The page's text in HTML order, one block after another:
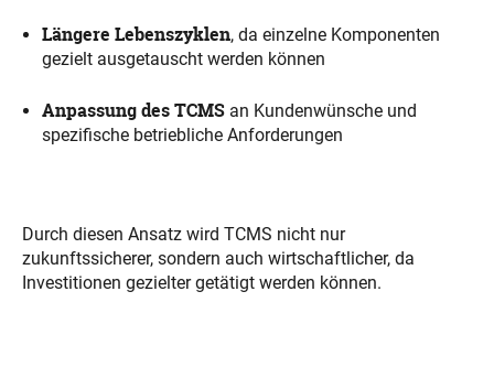
Längere Lebenszyklen, da einzelne Komponenten
gezielt ausgetauscht werden können
Anpassung des TCMSan Kundenwünsche und
spezifische betriebliche Anforderungen
Durch diesen Ansatz wird TCMS nicht nur
zukunftssicherer, sondern auch wirtschaftlicher, da
Investitionen gezielter getätigt werden können.